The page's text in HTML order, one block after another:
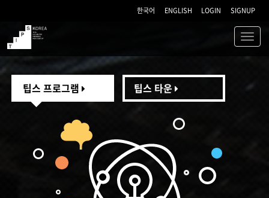
한국어 ENGLISH LOGIN SIGNUP
TIPS
팁스 프로그램 팁스 타운